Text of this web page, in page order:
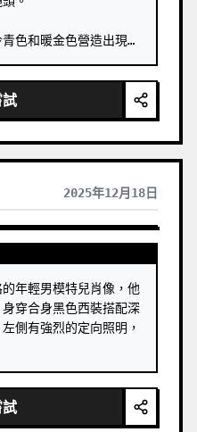
色和暖金色營造出現代
2025年12月18日
年輕男模特兒肖像，他
穿合身黑色西裝搭配深
側有強烈的定向照明，